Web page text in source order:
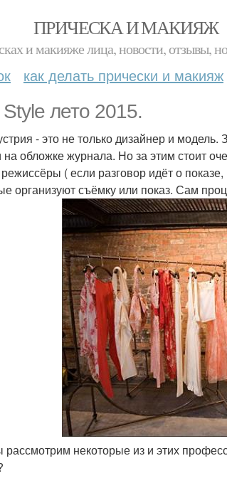
ПРИЧЕСКА И МАКИЯЖ
и макияже лица, новости, отзывы,
как делать прически и макияж
лето 2015.
- это не только дизайнер и модель.
обложке журнала. Но за этим стоит
( если разговор идёт о
организуют съёмку или показ. Сам
некоторые из и этих